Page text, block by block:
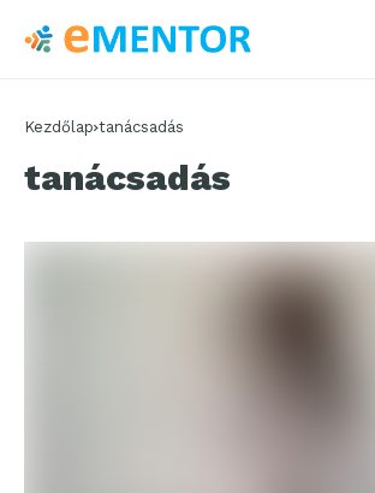
Kezdőlap tanácsadás
tanácsadás